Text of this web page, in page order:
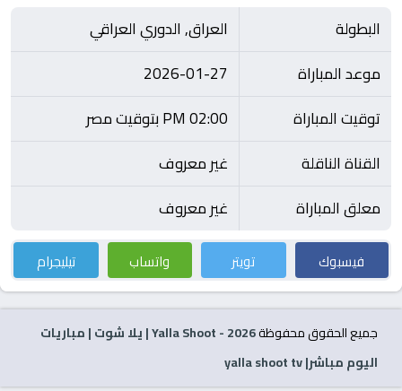
البطولة
العراق, الدوري العراقي
موعد المباراة
2026-01-27
توقيت المباراة
02:00 PM بتوقيت مصر
القناة الناقلة
غير معروف
معلق المباراة
غير معروف
فيسبوك تويتر واتساب تيليجرام
جميع الحقوق محفوظة2026
- Yalla Shoot | يلا شوت | مباريات
اليوم مباشر| yalla shoot tv